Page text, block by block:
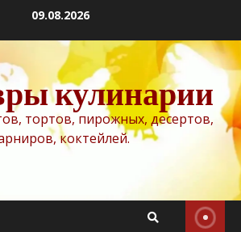
09.08.2026
кулинарии
тортов, пирожных, десертов,
коктейлей.